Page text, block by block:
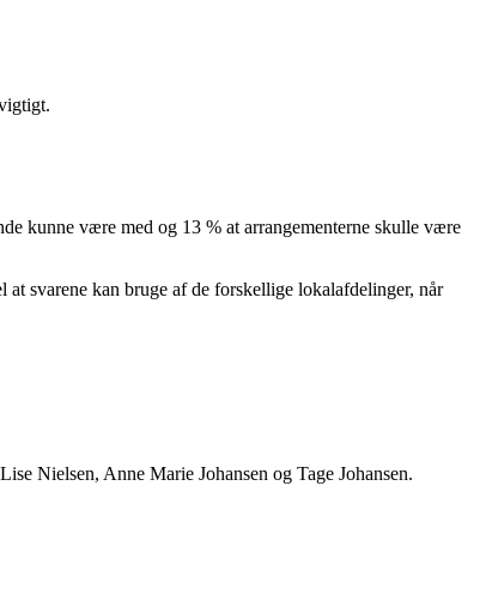
kunne være med og 13 % at arrangementerne skulle være
at svarene kan bruge af de forskellige lokalafdelinger, når
Nielsen, Anne Marie Johansen og Tage Johansen.